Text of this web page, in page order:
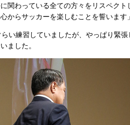
関わっている全ての方々をリスペク
からサッカーを楽しむことを誓いま
らい練習していましたが、やっぱり緊
ました。